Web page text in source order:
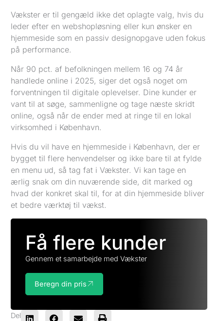
Vækster er til gengæld ikke det oplagte valg, hvis du
leder efter en webshopløsning eller kun ønsker en
hjemmeside som en passiv designopgave uden fokus
på performance.
Når 90 pct. af befolkningen mellem 16 og 74 år
handlede online i 2025, siger det også noget om
forventningen til digitale oplevelser. Dine kunder er
vant til at søge, sammenligne og tage næste skridt
online, også når de ender med at ringe til en lokal
virksomhed i København.
Hvis du vil have en hjemmeside i København, der er
bygget til flere henvendelser og ikke bare til at fylde
en menu ud, så tag fat i Vækster. Vi kan tage en
ærlig snak om din nuværende side, dit marked og
hvad der konkret skal til, for at din hjemmeside bliver
et bedre værktøj til vækst.
Få flere kunder
Gennem et samarbejde med Vækster
Beregn din pris
Del